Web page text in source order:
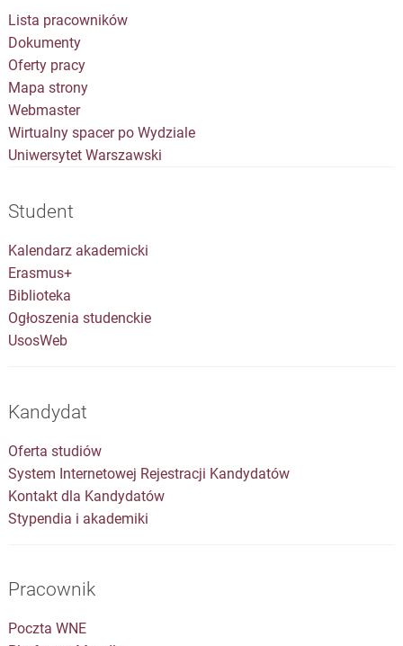
Lista pracowników
Dokumenty
Oferty pracy
Mapa strony
Webmaster
Wirtualny spacer po Wydziale
Uniwersytet Warszawski
Student
Kalendarz akademicki
Erasmus+
Biblioteka
Ogłoszenia studenckie
UsosWeb
Kandydat
Oferta studiów
System Internetowej Rejestracji Kandydatów
Kontakt dla Kandydatów
Stypendia i akademiki
Pracownik
Poczta WNE